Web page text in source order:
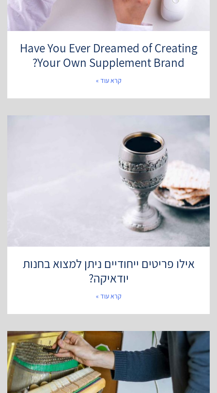
Have You Ever Dreamed of Creating
Your Own Supplement Brand?
קרא עוד »
אילו פריטים ייחודיים ניתן למצוא בחנות
יודאיקה?
קרא עוד »